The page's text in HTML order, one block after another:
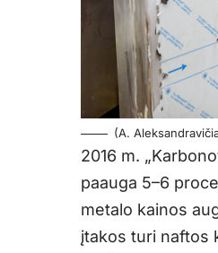
(A.
2016 m.
paauga 5–6
metalo kainos
įtakos turi naftos